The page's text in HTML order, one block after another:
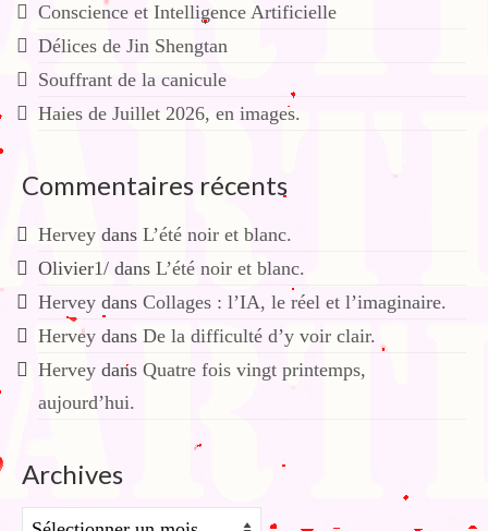
Conscience et Intelligence Artificielle
Délices de Jin Shengtan
Souffrant de la canicule
Haies de Juillet 2026, en images.
Commentaires récents
Hervey dans L’été noir et blanc.
Olivier1/ dans L’été noir et blanc.
Hervey dans Collages : l’IA, le réel et l’imaginaire.
Hervey dans De la difficulté d’y voir clair.
Hervey dans Quatre fois vingt printemps,
aujourd’hui.
Archives
Archives